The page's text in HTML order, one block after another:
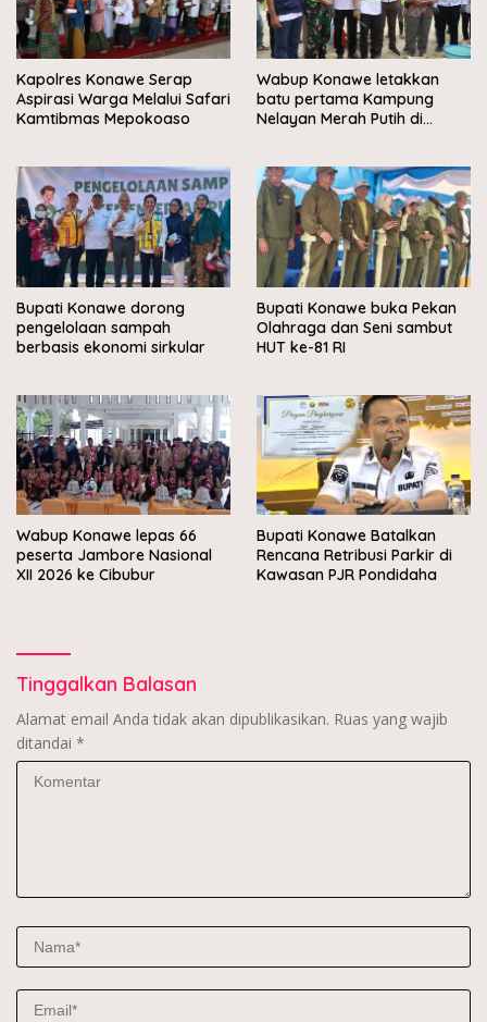
Kapolres Konawe Serap
Aspirasi Warga Melalui Safari
Kamtibmas Mepokoaso
Wabup Konawe letakkan
batu pertama Kampung
Nelayan Merah Putih di
Bupati Konawe dorong
pengelolaan sampah
berbasis ekonomi sirkular
Bupati Konawe buka Pekan
Olahraga dan Seni sambut
HUT ke-81 RI
Wabup Konawe lepas 66
peserta Jambore Nasional
XII 2026 ke Cibubur
Bupati Konawe Batalkan
Rencana Retribusi Parkir di
Kawasan PJR Pondidaha
Tinggalkan Balasan
Alamat email Anda tidak akan dipublikasikan. Ruas yang wajib
ditandai *